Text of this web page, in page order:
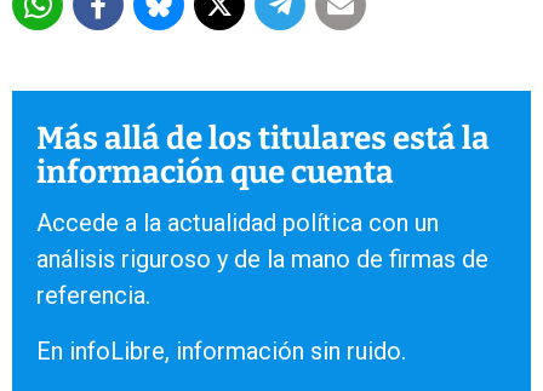
Más allá de los titulares está la
información que cuenta
Accede a la actualidad política con un
análisis riguroso y de la mano de firmas de
referencia.
En infoLibre, información sin ruido.